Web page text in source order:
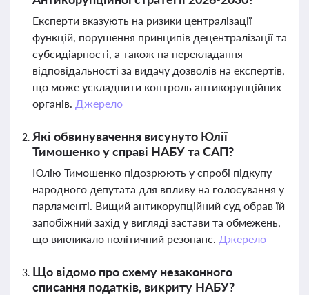
Експерти вказують на ризики централізації
функцій, порушення принципів децентралізації та
субсидіарності, а також на перекладання
відповідальності за видачу дозволів на експертів,
що може ускладнити контроль антикорупційних
органів. Джерело
Які обвинувачення висунуто Юлії
Тимошенко у справі НАБУ та САП?
Юлію Тимошенко підозрюють у спробі підкупу
народного депутата для впливу на голосування у
парламенті. Вищий антикорупційний суд обрав їй
запобіжний захід у вигляді застави та обмежень,
що викликало політичний резонанс. Джерело
Що відомо про схему незаконного
списання податків, викриту НАБУ?